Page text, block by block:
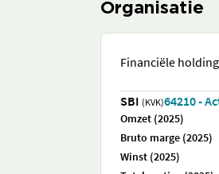
Organisatie
Financiële
SBI (KVK)64210 -
Omzet (2025)
Bruto marge (2025)
Winst (2025)